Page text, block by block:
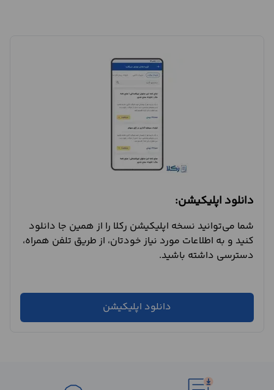
دانلود اپلیکیشن:
شما می‌توانید نسخه اپلیکیشن رکلا را از همین جا دانلود
کنید و به اطلاعات مورد نیاز خودتان، از طریق تلفن همراه،
دسترسی داشته باشید.
دانلود اپلیکیشن